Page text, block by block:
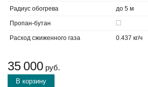
Радиус обогрева до 5 м
Пропан-бутан
Расход сжиженного газа 0.437 кг/ч
35 000 руб.
В корзину